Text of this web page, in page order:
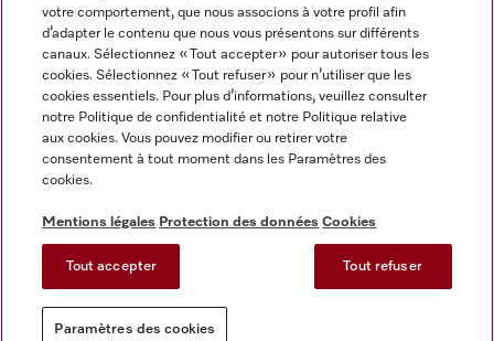
Mentions légales
CGV
Protection des données
Conditions d'utilisation
Reglement sur les services numeriques
Paramètres des cookies
votre comportement, que nous associons à votre profil afin
d’adapter le contenu que nous vous présentons sur différents
canaux. Sélectionnez « Tout accepter » pour autoriser tous les
cookies. Sélectionnez « Tout refuser » pour n’utiliser que les
cookies essentiels. Pour plus d’informations, veuillez consulter
notre Politique de confidentialité et notre Politique relative
aux cookies. Vous pouvez modifier ou retirer votre
consentement à tout moment dans les Paramètres des
cookies.
Mentions légales Protection des données Cookies
Tout accepter Tout refuser
Paramètres des cookies